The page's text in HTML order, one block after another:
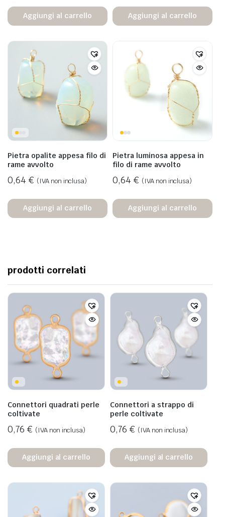
Aggiungi al carrello Aggiungi al carrello
Pietra opalite appesa filo di
rame avvolto
0,64 € (IVA non inclusa)
Aggiungi al carrello
Pietra luminosa appesa in
filo di rame avvolto
0,64 € (IVA non inclusa)
Aggiungi al carrello
prodotti correlati
Connettori quadrati perle
coltivate
0,76 € (IVA non inclusa)
Aggiungi al carrello
Connettori a strappo di
perle coltivate
0,76 € (IVA non inclusa)
Aggiungi al carrello